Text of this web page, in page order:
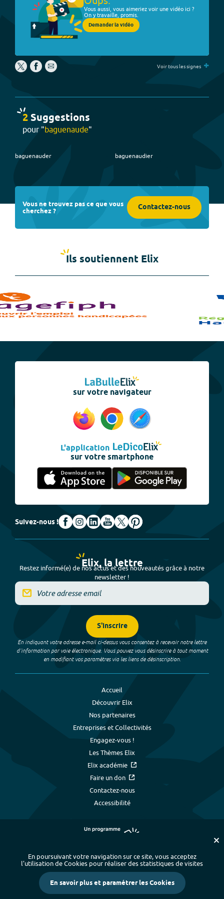
Vous aussi, vous aimeriez voir une vidéo ici ?
On y travaille, promis.
Demander la vidéo
Voir tous les signes +
2Suggestions
pour "baguenaude"
baguenauder baguenaudier
Vous ne trouvez pas ce que vous
cherchez ? Contactez-nous
Ils soutiennent Elix
sur votre navigateur
L'application
sur votre smartphone
Suivez-nous !
Elix, la lettre
Restez informé(e) de nos actus et des nouveautés grâce à notre
newsletter !
S'inscrire
En indiquant votre adresse e-mail ci-dessus vous consentez à recevoir notre lettre
d’information par voie électronique. Vous pouvez vous désinscrire à tout moment
en modifiant vos paramètres via les liens de désinscription.
Accueil
Découvrir Elix
Nos partenaires
Entreprises et Collectivités
Engagez-vous !
Les Thèmes Elix
Elix académie
Faire un don
Contactez-nous
Accessibilité
Plan du site - Index alphabétique
-
Mentions légales et données personnelles
- Paramétrer les cookies
Crédits
En poursuivant votre navigation sur ce site, vous acceptez
l’utilisation de Cookies pour réaliser des statistiques de visites
En savoir plus et paramétrer les Cookies